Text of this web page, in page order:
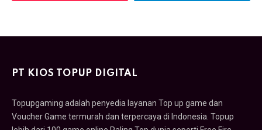
PT KIOS TOPUP DIGITAL
Topupgaming adalah penyedia layanan Top up game dan
Voucher Game termurah dan terpercaya di Indonesia. Topup